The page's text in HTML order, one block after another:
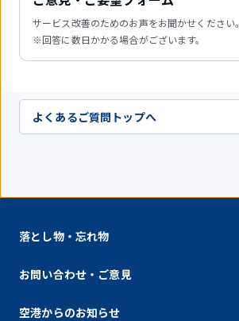
サービス改善のためのお声をお聞かせください。
※回答に数日かかる場合がございます。
よくあるご質問トップへ
落とし物・忘れ物
お問い合わせ・ご意見
空港からのお知らせ